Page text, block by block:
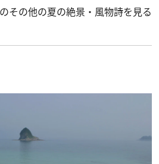
その他の夏の絶景・風物詩を見る